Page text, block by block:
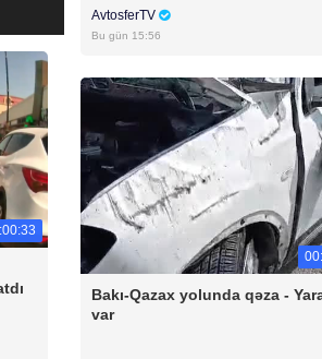
AvtosferTV
Bu gün 15:56
Bakı-Qazax yolunda qəza -
var